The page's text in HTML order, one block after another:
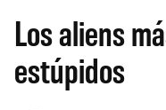
Los aliens
estúpidos